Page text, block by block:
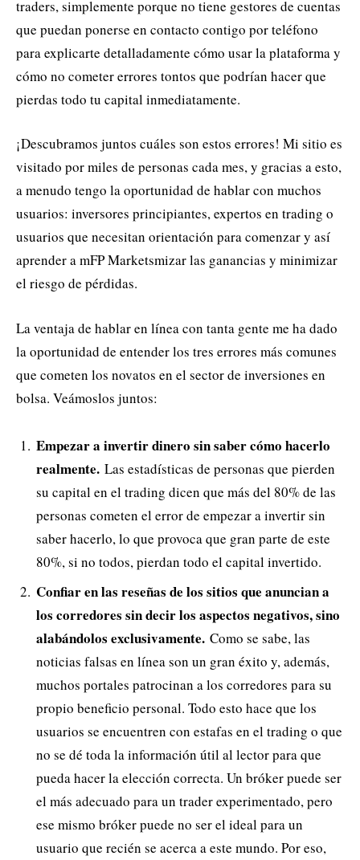
traders, simplemente porque no tiene gestores de cuentas
que puedan ponerse en contacto contigo por teléfono
para explicarte detalladamente cómo usar la plataforma y
cómo no cometer errores tontos que podrían hacer que
pierdas todo tu capital inmediatamente.
¡Descubramos juntos cuáles son estos errores! Mi sitio es
visitado por miles de personas cada mes, y gracias a esto,
a menudo tengo la oportunidad de hablar con muchos
usuarios: inversores principiantes, expertos en trading o
usuarios que necesitan orientación para comenzar y así
aprender a mFP Marketsmizar las ganancias y minimizar
el riesgo de pérdidas.
La ventaja de hablar en línea con tanta gente me ha dado
la oportunidad de entender los tres errores más comunes
que cometen los novatos en el sector de inversiones en
bolsa. Veámoslos juntos:
Empezar a invertir dinero sin saber cómo hacerlo
realmente. Las estadísticas de personas que pierden
su capital en el trading dicen que más del 80% de las
personas cometen el error de empezar a invertir sin
saber hacerlo, lo que provoca que gran parte de este
80%, si no todos, pierdan todo el capital invertido.
Confiar en las reseñas de los sitios que anuncian a
los corredores sin decir los aspectos negativos, sino
alabándolos exclusivamente. Como se sabe, las
noticias falsas en línea son un gran éxito y, además,
muchos portales patrocinan a los corredores para su
propio beneficio personal. Todo esto hace que los
usuarios se encuentren con estafas en el trading o que
no se dé toda la información útil al lector para que
pueda hacer la elección correcta. Un bróker puede ser
el más adecuado para un trader experimentado, pero
ese mismo bróker puede no ser el ideal para un
usuario que recién se acerca a este mundo. Por eso,